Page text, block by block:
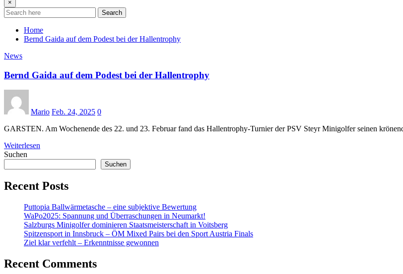
×
Search
Home
Bernd Gaida auf dem Podest bei der Hallentrophy
News
Bernd Gaida auf dem Podest bei der Hallentrophy
Mario Feb. 24, 2025 0
GARSTEN. Am Wochenende des 22. und 23. Februar fand das Hallentrophy-Turnier der PSV Steyr Minigolfer seinen
Weiterlesen
Suchen
Suchen
Recent Posts
Puttopia Ballwärmetasche – eine subjektive Bewertung
WaPo2025: Spannung und Überraschungen in Neumarkt!
Salzburgs Minigolfer dominieren Staatsmeisterschaft in Voitsberg
Spitzensport in Innsbruck – ÖM Mixed Pairs bei den Sport Austria Finals
Ziel klar verfehlt – Erkenntnisse gewonnen
Recent Comments